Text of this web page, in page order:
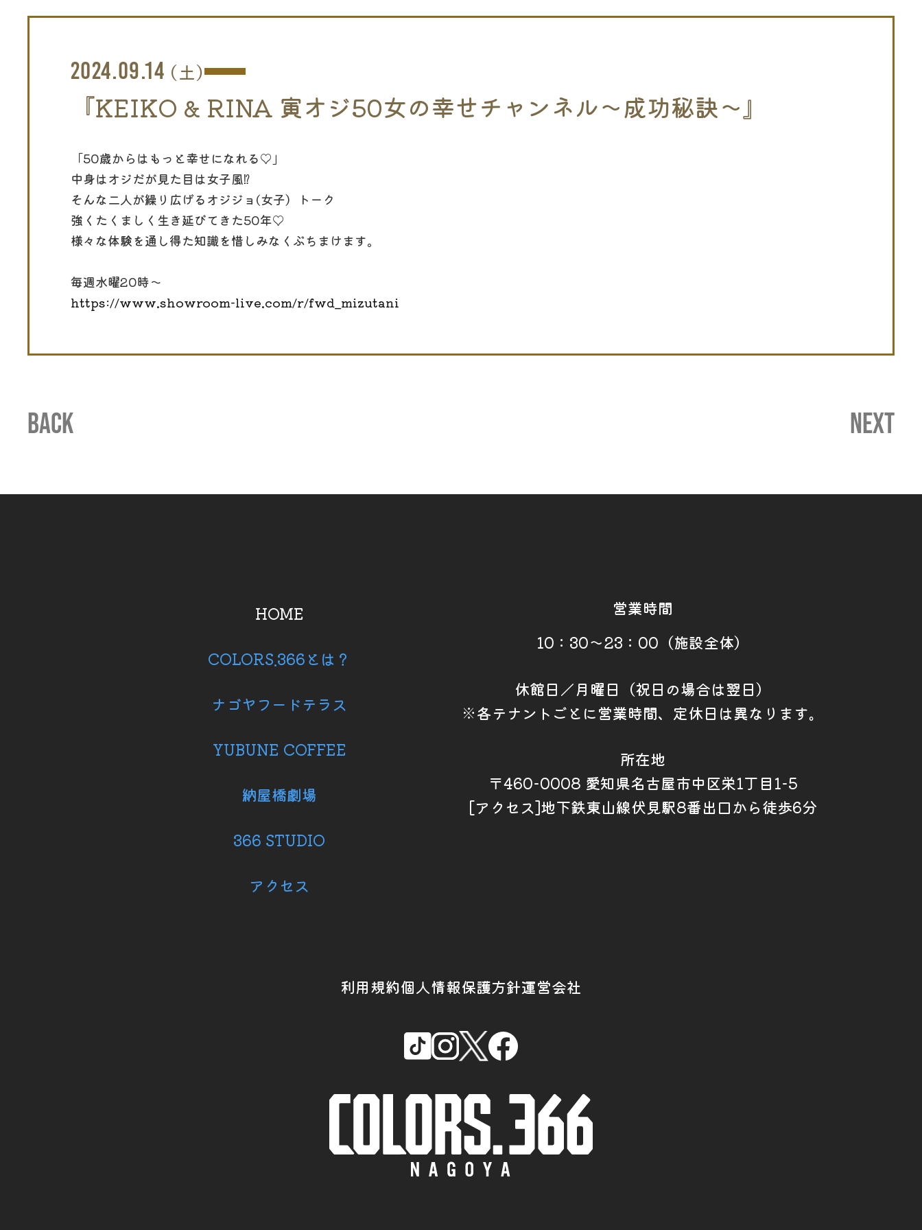
2024.09.14 (土)
『KEIKO & RINA 寅オジ50女の幸せチャンネル〜成功秘訣〜』
「50歳からはもっと幸せになれる♡」
中身はオジだが見た目は女子風⁉
そんな二人が繰り広げるオジジョ(女子）トーク
強くたくましく生き延びてきた50年♡
様々な体験を通し得た知識を惜しみなくぶちまけます。
毎週水曜20時〜
https://www.showroom-live.com/r/fwd_mizutani
BACK NEXT
HOME
COLORS.366とは？
ナゴヤフードテラス
YUBUNE COFFEE
納屋橋劇場
366 STUDIO
アクセス
営業時間
10：30～23：00（施設全体）
休館日／月曜日（祝日の場合は翌日）
※各テナントごとに営業時間、定休日は異なります。
所在地
〒460-0008 愛知県名古屋市中区栄1丁目1-5
[アクセス]地下鉄東山線伏見駅8番出口から徒歩6分
利用規約個人情報保護方針運営会社